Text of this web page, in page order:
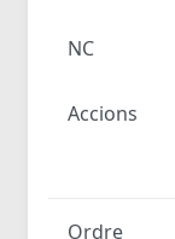
NC
Accions
Ordre